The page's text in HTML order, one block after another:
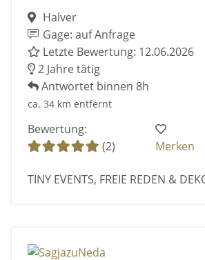
Halver
Gage: auf Anfrage
Letzte Bewertung: 12.06.2026
2 Jahre tätig
Antwortet binnen 8h
ca. 34 km entfernt
Bewertung:
(2)
Merken
TINY EVENTS, FREIE REDEN &